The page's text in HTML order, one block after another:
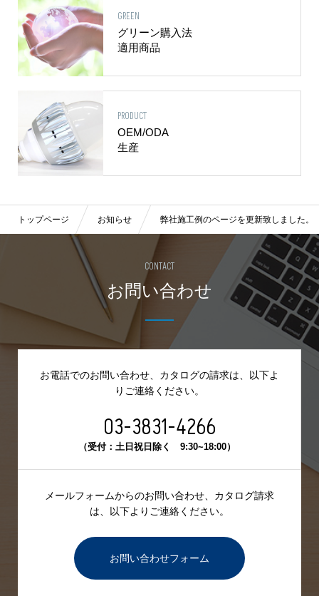
GREEN
グリーン購入法
適用商品
PRODUCT
OEM/ODA
生産
トップページ お知らせ 弊社施工例のページを更新致しました。
CONTACT
お問い合わせ
お電話でのお問い合わせ、カタログの請求は、 以下よ
りご連絡ください。
03-3831-4266
（受付：土日祝日除く 9:30~18:00）
メールフォームからのお問い合わせ、カタログ請求
は、 以下よりご連絡ください。
お問い合わせフォーム